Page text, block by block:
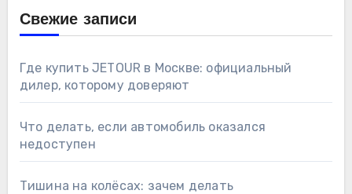
Свежие записи
Где купить JETOUR в Москве: официальный
дилер, которому доверяют
Что делать, если автомобиль оказался
недоступен
Тишина на колёсах: зачем делать